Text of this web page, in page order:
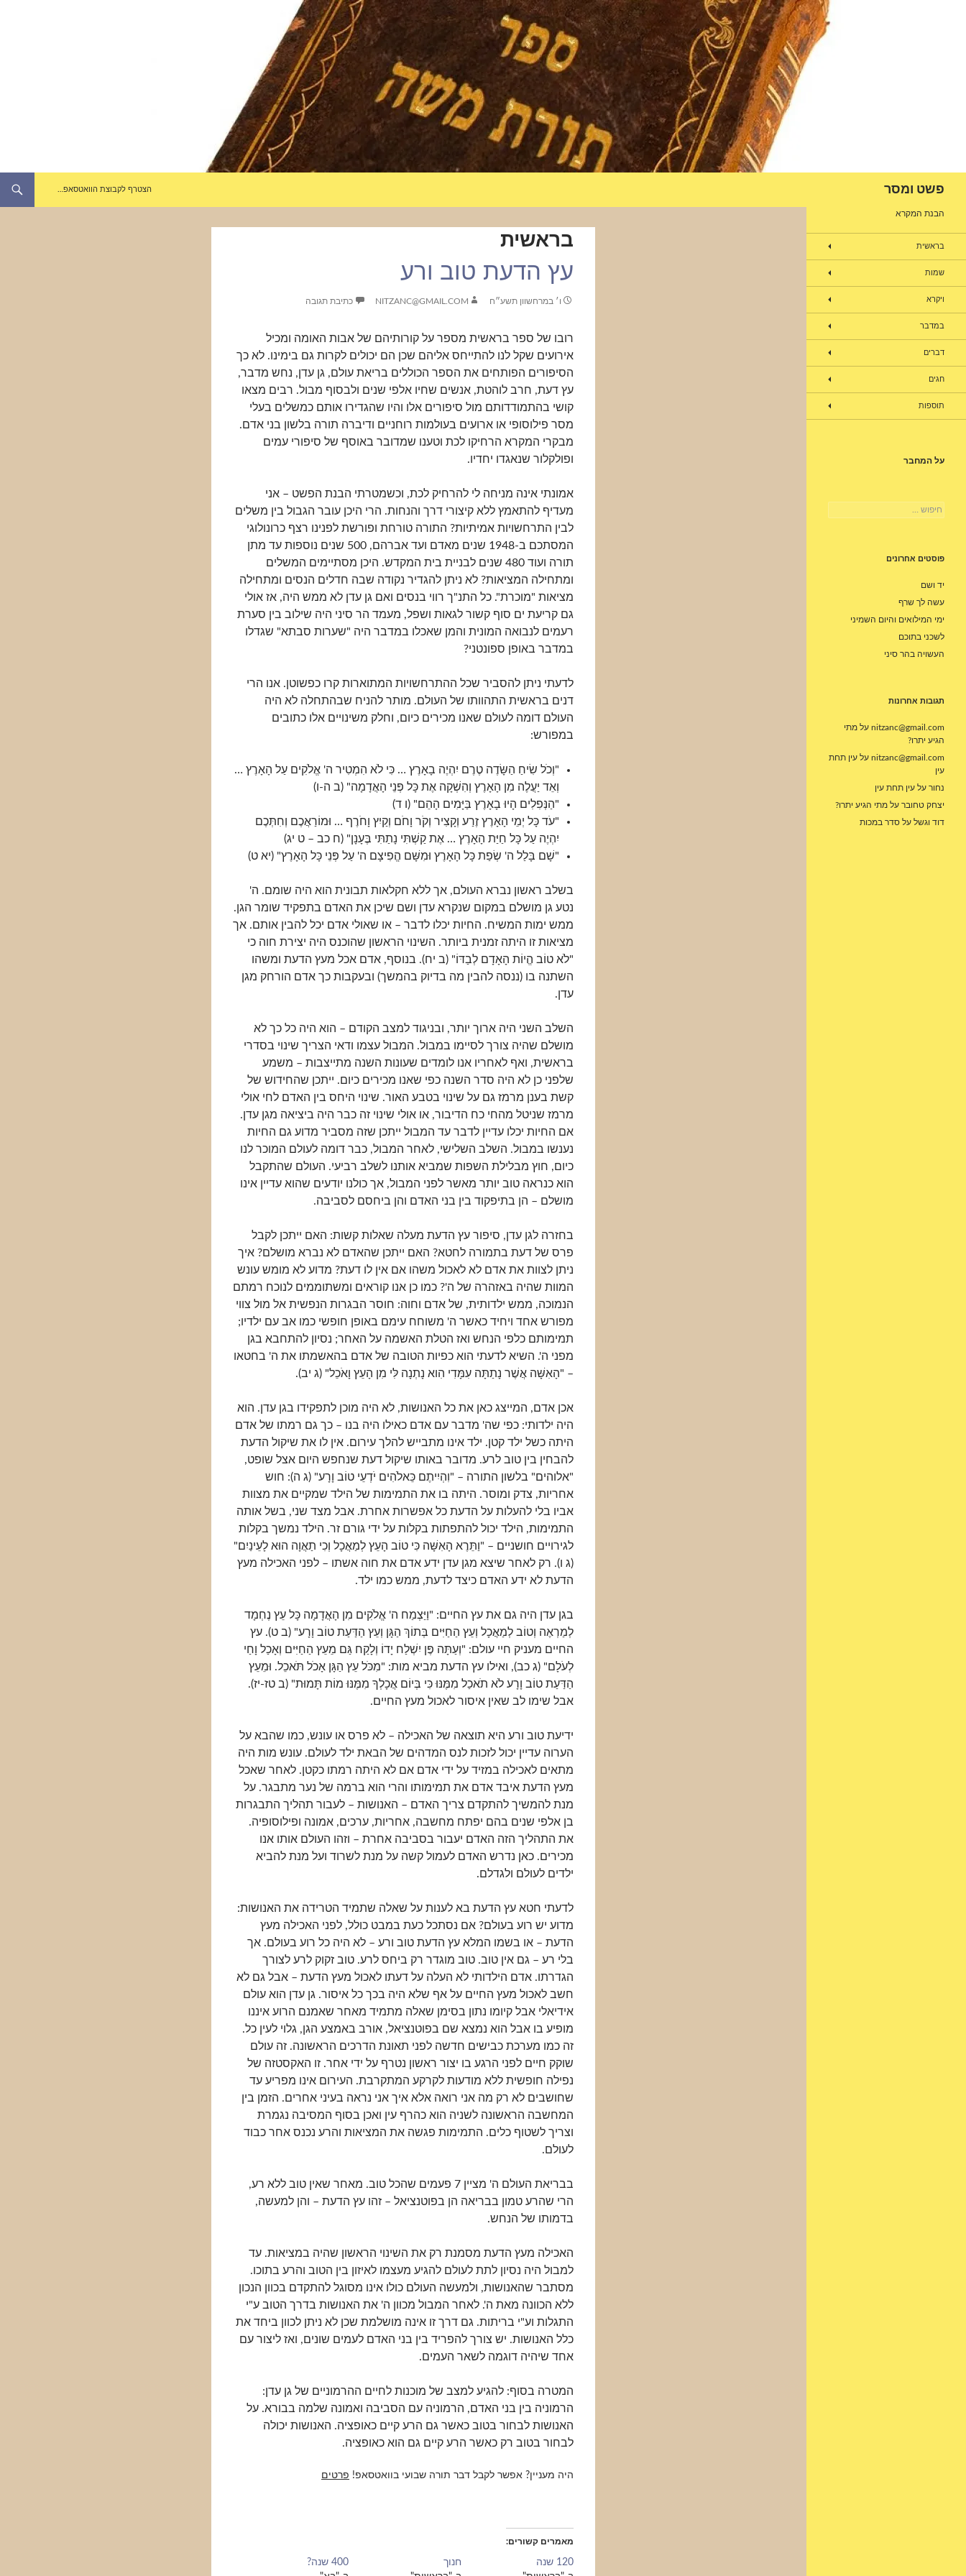
פשט ומסר הצטרף לקבוצת הוואטסאפ…
בראשית
עץ הדעת טוב ורע
ו׳ במרחשוון תשע״ח NITZANC@GMAIL.COM כתיבת תגובה
רובו של ספר בראשית מספר על קורותיהם של אבות האומה ומכיל
אירועים שקל לנו להתייחס אליהם שכן הם יכולים לקרות גם בימינו. לא כך
הסיפורים הפותחים את הספר הכוללים בריאת עולם, גן עדן, נחש מדבר,
עץ דעת, חרב לוהטת, אנשים שחיו אלפי שנים ולבסוף מבול. רבים מצאו
קושי בהתמודדותם מול סיפורים אלו והיו שהגדירו אותם כמשלים בעלי
מסר פילוסופי או ארועים בעולמות רוחניים ודיברה תורה בלשון בני אדם.
מבקרי המקרא הרחיקו לכת וטענו שמדובר באוסף של סיפורי עמים
ופולקלור שנאגדו יחדיו.
אמונתי אינה מניחה לי להרחיק לכת, וכשמטרתי הבנת הפשט – אני
מעדיף להתאמץ ללא קיצורי דרך והנחות. הרי היכן עובר הגבול בין משלים
לבין התרחשויות אמיתיות? התורה טורחת ופורשת לפנינו רצף כרונולוגי
המסתכם ב-1948 שנים מאדם ועד אברהם, 500 שנים נוספות עד מתן
תורה ועוד 480 שנים לבניית בית המקדש. היכן מסתיימים המשלים
ומתחילה המציאות? לא ניתן להגדיר נקודה שבה חדלים הנסים ומתחילה
מציאות "מוכרת". כל התנ"ך רווי בנסים ואם גן עדן לא ממש היה, אז אולי
גם קריעת ים סוף קשור לגאות ושפל, מעמד הר סיני היה שילוב בין סערת
רעמים לנבואה המונית והמן שאכלו במדבר היה "שערות סבתא" שגדלו
במדבר באופן ספונטני?
לדעתי ניתן להסביר שכל ההתרחשויות המתוארות קרו כפשוטן. אנו הרי
דנים בראשית התהוותו של העולם. מותר להניח שבהתחלה לא היה
העולם דומה לעולם שאנו מכירים כיום, וחלק משינויים אלו כתובים
במפורש:
"וְכֹל שִׂיחַ הַשָּׂדֶה טֶרֶם יִהְיֶה בָאָרֶץ … כִּי לֹא הִמְטִיר ה' אֱלֹקִים עַל הָאָרֶץ …
וְאֵד יַעֲלֶה מִן הָאָרֶץ וְהִשְׁקָה אֶת כָּל פְּנֵי הָאֲדָמָה" (ב ה-ו)
"הַנְּפִלִים הָיוּ בָאָרֶץ בַּיָּמִים הָהֵם" (ו ד)
"עֹד כָּל יְמֵי הָאָרֶץ זֶרַע וְקָצִיר וְקֹר וָחֹם וְקַיִץ וָחֹרֶף … וּמוֹרַאֲכֶם וְחִתְּכֶם
יִהְיֶה עַל כָּל חַיַּת הָאָרֶץ … אֶת קַשְׁתִּי נָתַתִּי בֶּעָנָן" (ח כב – ט יג)
"שָׁם בָּלַל ה' שְׂפַת כָּל הָאָרֶץ וּמִשָּׁם הֱפִיצָם ה' עַל פְּנֵי כָּל הָאָרֶץ" (יא ט)
בשלב ראשון נברא העולם, אך ללא חקלאות תבונית הוא היה שומם. ה'
נטע גן מושלם במקום שנקרא עדן ושם שיכן את האדם בתפקיד שומר הגן.
ממש ימות המשיח. החיות יכלו לדבר – או שאולי אדם יכל להבין אותם. אך
מציאות זו היתה זמנית ביותר. השינוי הראשון שהוכנס היה יצירת חוה כי
"לֹא טוֹב הֱיוֹת הָאָדָם לְבַדּוֹ" (ב יח). בנוסף, אדם אכל מעץ הדעת ומשהו
השתנה בו (ננסה להבין מה בדיוק בהמשך) ובעקבות כך אדם הורחק מגן
עדן.
השלב השני היה ארוך יותר, ובניגוד למצב הקודם – הוא היה כל כך לא
מושלם שהיה צורך לסיימו במבול. המבול עצמו ודאי הצריך שינוי בסדרי
בראשית, ואף לאחריו אנו לומדים שעונות השנה מתייצבות – משמע
שלפני כן לא היה סדר השנה כפי שאנו מכירים כיום. ייתכן שהחידוש של
קשת בענן מרמז גם על שינוי בטבע האור. שינוי היחס בין האדם לחי אולי
מרמז שניטל מהחי כח הדיבור, או אולי שינוי זה כבר היה ביציאה מגן עדן.
אם החיות יכלו עדיין לדבר עד המבול ייתכן שזה מסביר מדוע גם החיות
נענשו במבול. השלב השלישי, לאחר המבול, כבר דומה לעולם המוכר לנו
כיום, חוץ מבלילת השפות שמביא אותנו לשלב רביעי. העולם שהתקבל
הוא כנראה טוב יותר מאשר לפני המבול, אך כולנו יודעים שהוא עדיין אינו
מושלם – הן בתיפקוד בין בני האדם והן ביחסם לסביבה.
בחזרה לגן עדן, סיפור עץ הדעת מעלה שאלות קשות: האם ייתכן לקבל
פרס של דעת בתמורה לחטא? האם ייתכן שהאדם לא נברא מושלם? איך
ניתן לצוות את אדם לא לאכול משהו אם אין לו דעת? מדוע לא מומש עונש
המוות שהיה באזהרה של ה'? כמו כן אנו קוראים ומשתוממים לנוכח רמתם
הנמוכה, ממש ילדותית, של אדם וחוה: חוסר הבגרות הנפשית אל מול צווי
מפורש אחד ויחיד כאשר ה' משוחח עימם באופן חופשי כמו אב עם ילדיו;
תמימותם כלפי הנחש ואז הטלת האשמה על האחר; נסיון להתחבא בגן
מפני ה'. השיא לדעתי הוא כפיות הטובה של אדם בהאשמתו את ה' בחטאו
– "הָאִשָּׁה אֲשֶׁר נָתַתָּה עִמָּדִי הִוא נָתְנָה לִּי מִן הָעֵץ וָאֹכֵל" (ג יב).
אכן אדם, המייצג כאן את כל האנושות, לא היה מוכן לתפקידו בגן עדן. הוא
היה ילדותי: כפי שה' מדבר עם אדם כאילו היה בנו – כך גם רמתו של אדם
היתה כשל ילד קטן. ילד אינו מתבייש להלך עירום. אין לו את שיקול הדעת
להבחין בין טוב לרע. מדובר באותו שיקול דעת שנחפש היום אצל שופט,
"אלוהים" בלשון התורה – "וִהְיִיתֶם כֵּאלֹהִים יֹדְעֵי טוֹב וָרָע" (ג ה): חוש
אחריות, צדק ומוסר. היתה בו את התמימות של הילד שמקיים את מצוות
אביו בלי להעלות על הדעת כל אפשרות אחרת. אבל מצד שני, בשל אותה
התמימות, הילד יכול להתפתות בקלות על ידי גורם זר. הילד נמשך בקלות
לגירויים חושניים – "וַתֵּרֶא הָאִשָּׁה כִּי טוֹב הָעֵץ לְמַאֲכָל וְכִי תַאֲוָה הוּא לָעֵינַיִם"
(ג ו). רק לאחר שיצא מגן עדן ידע אדם את חוה אשתו – לפני האכילה מעץ
הדעת לא ידע האדם כיצד לדעת, ממש כמו ילד.
בגן עדן היה גם את עץ החיים: "וַיַּצְמַח ה' אֱלֹקִים מִן הָאֲדָמָה כָּל עֵץ נֶחְמָד
לְמַרְאֶה וְטוֹב לְמַאֲכָל וְעֵץ הַחַיִּים בְּתוֹךְ הַגָּן וְעֵץ הַדַּעַת טוֹב וָרָע" (ב ט). עץ
החיים מעניק חיי עולם: "וְעַתָּה פֶּן יִשְׁלַח יָדוֹ וְלָקַח גַּם מֵעֵץ הַחַיִּים וְאָכַל וָחַי
לְעֹלָם" (ג כב), ואילו עץ הדעת מביא מות: "מִכֹּל עֵץ הַגָּן אָכֹל תֹּאכֵל. וּמֵעֵץ
הַדַּעַת טוֹב וָרָע לֹא תֹאכַל מִמֶּנּוּ כִּי בְּיוֹם אֲכָלְךָ מִמֶּנּוּ מוֹת תָּמוּת" (ב טז-יז).
אבל שימו לב שאין איסור לאכול מעץ החיים.
ידיעת טוב ורע היא תוצאה של האכילה – לא פרס או עונש, כמו שהבא על
הערוה עדיין יכול לזכות לנס המדהים של הבאת ילד לעולם. עונש מות היה
מתאים לאכילה במזיד על ידי אדם אם לא היתה רמתו כקטן. לאחר שאכל
מעץ הדעת איבד אדם את תמימותו והרי הוא ברמה של נער מתבגר. על
מנת להמשיך להתקדם צריך האדם – האנושות – לעבור תהליך התבגרות
בן אלפי שנים בהם יפתח מחשבה, אחריות, ערכים, אמונה ופילוסופיה.
את התהליך הזה האדם יעבור בסביבה אחרת – וזהו העולם אותו אנו
מכירים. כאן נדרש האדם לעמול קשה על מנת לשרוד ועל מנת להביא
ילדים לעולם ולגדלם.
לדעתי חטא עץ הדעת בא לענות על שאלה שתמיד הטרידה את האנושות:
מדוע יש רוע בעולם? אם נסתכל כעת במבט כולל, לפני האכילה מעץ
הדעת – או בשמו המלא עץ הדעת טוב ורע – לא היה כל רוע בעולם. אך
בלי רע – גם אין טוב. טוב מוגדר רק ביחס לרע. טוב זקוק לרע לצורך
הגדרתו. אדם הילדותי לא העלה על דעתו לאכול מעץ הדעת – אבל גם לא
חשב לאכול מעץ החיים על אף שלא היה בכך כל איסור. גן עדן הוא עולם
אידיאלי אבל קיומו נתון בסימן שאלה מתמיד מאחר שאמנם הרוע איננו
מופיע בו אבל הוא נמצא שם בפוטנציאל, אורב באמצע הגן, גלוי לעין כל.
זה כמו מערכת כבישים חדשה לפני תאונת הדרכים הראשונה. זה עולם
שוקק חיים לפני הרגע בו יצור ראשון נטרף על ידי אחר. זו האקסטזה של
נפילה חופשית ללא מודעות לקרקע המתקרבת. העירום אינו מפריע עד
שחושבים לא רק מה אני רואה אלא איך אני נראה בעיני אחרים. הזמן בין
המחשבה הראשונה לשניה הוא כהרף עין ואכן בסוף המסיבה נגמרת
וצריך לשטוף כלים. התמימות פגשה את המציאות והרע נכנס אחר כבוד
לעולם.
בבריאת העולם ה' מציין 7 פעמים שהכל טוב. מאחר שאין טוב ללא רע,
הרי שהרע טמון בבריאה הן בפוטנציאל – זהו עץ הדעת – והן למעשה,
בדמותו של הנחש.
האכילה מעץ הדעת מסמנת רק את השינוי הראשון שהיה במציאות. עד
למבול היה נסיון לתת לעולם להגיע מעצמו לאיזון בין הטוב והרע בתוכו.
מסתבר שהאנושות, ולמעשה העולם כולו אינו מסוגל להתקדם בכוון הנכון
ללא הכוונה מאת ה'. לאחר המבול מכוון ה' את האנושות בדרך הטוב ע"י
התגלות וע"י בריתות. גם דרך זו אינה מושלמת שכן לא ניתן לכוון ביחד את
כלל האנושות. יש צורך להפריד בין בני האדם לעמים שונים, ואז ליצור עם
אחד שיהיה דוגמה לשאר העמים.
המטרה בסוף: להגיע למצב של מוכנות לחיים ההרמוניים של גן עדן:
הרמוניה בין בני האדם, הרמוניה עם הסביבה ואמונה שלמה בבורא. על
האנושות לבחור בטוב כאשר גם הרע קיים כאופציה. האנושות יכולה
לבחור בטוב רק כאשר הרע קיים גם הוא כאופציה.
היה מעניין? אפשר לקבל דבר תורה שבועי בוואטסאפ! פרטים
מאמרים קשורים
120 שנה
חנוך
400 שנה?
הבנת המקרא
בראשית
שמות
ויקרא
במדבר
דברים
חגים
תוספות
על המחבר
חיפוש:
פוסטים אחרונים
יד ושם
עשה לך שרף
ימי המילואים והיום השמיני
לשכני בתוכם
העשויה בהר סיני
תגובות אחרונות
nitzanc@gmail.com על מתי
הגיע יתרו?
nitzanc@gmail.com על עין תחת
עין
נחור על עין תחת עין
יצחק טחובר על מתי הגיע יתרו?
דוד וגשל על סדר במכות